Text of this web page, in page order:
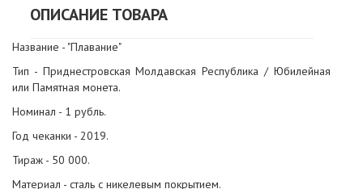
ОПИСАНИЕ ТОВАРА
Название - "Плавание"
Тип - Приднестровская Молдавская Республика / Юбилейная
или Памятная монета.
Номинал - 1 рубль.
Год чеканки - 2019.
Тираж - 50 000.
Материал - сталь с никелевым покрытием.